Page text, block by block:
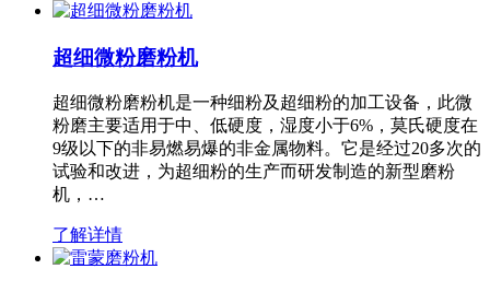
超细微粉磨粉机
超细微粉磨粉机是一种细粉及超细粉的加工设备，此微
粉磨主要适用于中、低硬度，湿度小于6%，莫氏硬度在
9级以下的非易燃易爆的非金属物料。它是经过20多次的
试验和改进，为超细粉的生产而研发制造的新型磨粉
机，…
了解详情